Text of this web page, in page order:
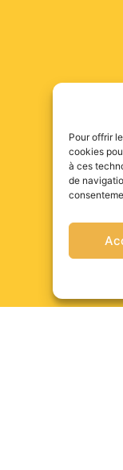
Pour offrir
cookies
à ces
de